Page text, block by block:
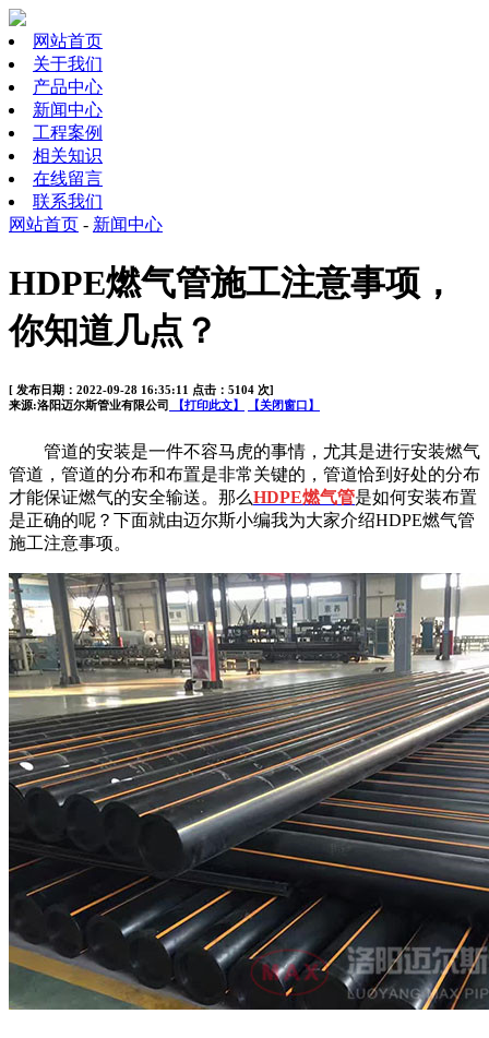
网站首页
关于我们
产品中心
新闻中心
工程案例
相关知识
在线留言
联系我们
网站首页 - 新闻中心
HDPE燃气管施工注意事项，
你知道几点？
[ 发布日期：2022-09-28 16:35:11 点击：5104 次]
来源:洛阳迈尔斯管业有限公司
【打印此文】 【关闭窗口】
管道的安装是一件不容马虎的事情，尤其是进行安装燃气
管道，管道的分布和布置是非常关键的，管道恰到好处的分布
才能保证燃气的安全输送。那么HDPE燃气管是如何安装布置
是正确的呢？下面就由迈尔斯小编我为大家介绍HDPE燃气管
施工注意事项。